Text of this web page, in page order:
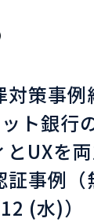
【金融犯罪対策
対策事
ト銀行
とUXを
証事例（
(水)）